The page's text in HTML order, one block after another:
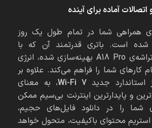
پرو برای همراهی شما در تمام طول یک روز
شده است. باتری قدرتمند آن که با
بهره‌وری بی‌نظیر تراشه‌ی A18 Pro بهینه‌سازی شده، انرژی
کارهای شما را فراهم می‌کند. علاوه بر
استاندارد جدیدWi-Fi 7، به معنای
و پایدارترین اینترنت بی‌سیم ممکن
را در دانلود فایل‌های حجیم،
استریم محتوای باکیفیت، متحول خواهد